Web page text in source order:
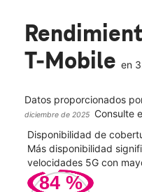
T-Mobile en
Datos proporcionados
diciembre de 2025
Consulte
Velocidad de
Mayor velocidad
videollamadas